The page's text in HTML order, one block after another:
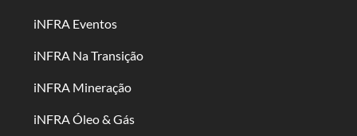
iNFRA Eventos
iNFRA Na Transição
iNFRA Mineração
iNFRA Óleo & Gás